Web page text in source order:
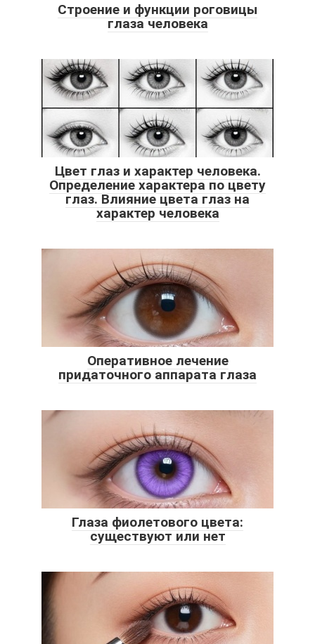
Строение и функции роговицы
глаза человека
Цвет глаз и характер человека.
Определение характера по цвету
глаз. Влияние цвета глаз на
характер человека
Оперативное лечение
придаточного аппарата глаза
Глаза фиолетового цвета:
существуют или нет